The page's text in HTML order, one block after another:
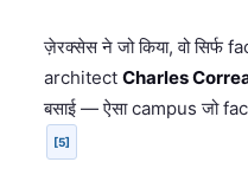
ज़ेरक्सेस ने जो किया, वो सिर्फ
architect Charles
बसाई — ऐसा campus जो
[5]